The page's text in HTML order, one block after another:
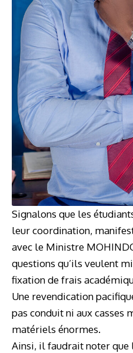
Signalons que les
leur coordination,
avec le Ministre
questions qu’ils veulent
fixation de frais
Une revendication
pas conduit ni aux casses
matériels énormes.
Ainsi, il faudrait noter que